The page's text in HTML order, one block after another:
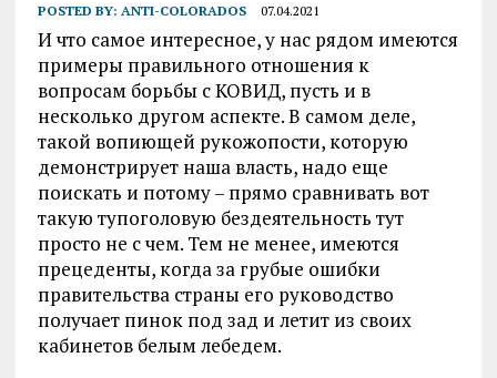
POSTED BY: ANTI-COLORADOS 07.04.2021
И что самое интересное, у нас рядом имеются
примеры правильного отношения к
вопросам борьбы с КОВИД, пусть и в
несколько другом аспекте. В самом деле,
такой вопиющей рукожопости, которую
демонстрирует наша власть, надо еще
поискать и потому – прямо сравнивать вот
такую тупоголовую бездеятельность тут
просто не с чем. Тем не менее, имеются
прецеденты, когда за грубые ошибки
правительства страны его руководство
получает пинок под зад и летит из своих
кабинетов белым лебедем.